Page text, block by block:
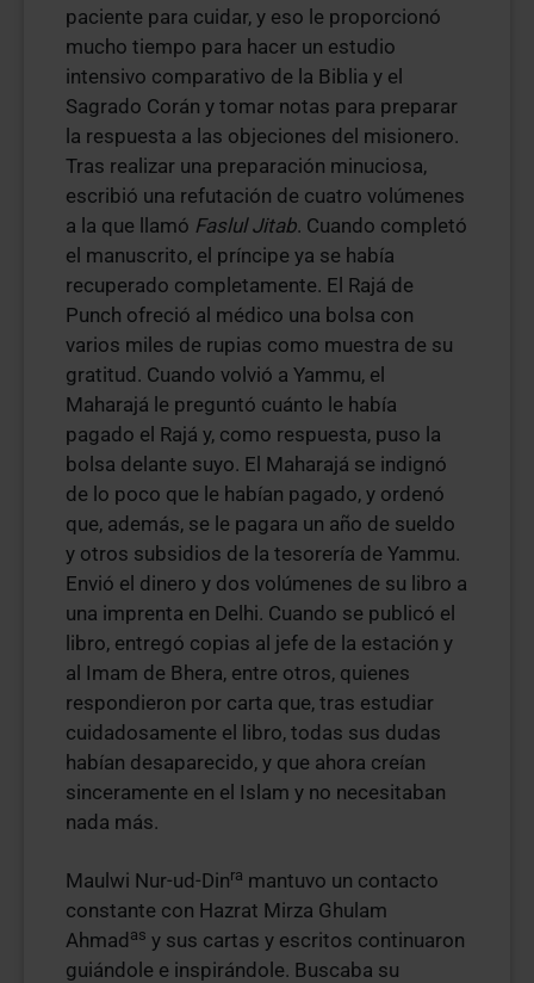
paciente para cuidar, y eso le proporcionó
mucho tiempo para hacer un estudio
intensivo comparativo de la Biblia y el
Sagrado Corán y tomar notas para preparar
la respuesta a las objeciones del misionero.
Tras realizar una preparación minuciosa,
escribió una refutación de cuatro volúmenes
a la que llamó Faslul Jitab. Cuando completó
el manuscrito, el príncipe ya se había
recuperado completamente. El Rajá de
Punch ofreció al médico una bolsa con
varios miles de rupias como muestra de su
gratitud. Cuando volvió a Yammu, el
Maharajá le preguntó cuánto le había
pagado el Rajá y, como respuesta, puso la
bolsa delante suyo. El Maharajá se indignó
de lo poco que le habían pagado, y ordenó
que, además, se le pagara un año de sueldo
y otros subsidios de la tesorería de Yammu.
Envió el dinero y dos volúmenes de su libro a
una imprenta en Delhi. Cuando se publicó el
libro, entregó copias al jefe de la estación y
al Imam de Bhera, entre otros, quienes
respondieron por carta que, tras estudiar
cuidadosamente el libro, todas sus dudas
habían desaparecido, y que ahora creían
sinceramente en el Islam y no necesitaban
nada más.
Maulwi Nur-ud-Dinra mantuvo un contacto
constante con Hazrat Mirza Ghulam
Ahmad as y sus cartas y escritos continuaron
guiándole e inspirándole. Buscaba su